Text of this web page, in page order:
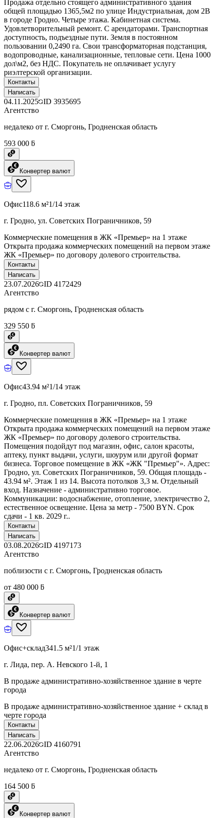
Продажа отдельно стоящего административного здания
общей площадью 1365,5м2 по улице Индустриальная, дом 2В
в городе Гродно. Четыре этажа. Кабинетная система.
Удовлетворительный ремонт. С арендаторами. Транспортная
доступность, подъездные пути. Земля в постоянном
пользовании 0,2490 га. Свои трансформаторная подстанция,
водопроводные, канализационные, тепловые сети. Цена 1000
дол\м2, без НДС. Покупатель не оплачивает услугу
риэлтерской организации.
Контакты
Написать
04.11.2025 ID 3935695
Агентство
недалеко от г. Сморгонь, Гродненская область
593 000 ƃ
Конвертер валют
Офис118.6 м²1/14 этаж
г. Гродно, ул. Советских Пограничников, 59
Коммерческие помещения в ЖК «Премьер» на 1 этаже
Открыта продажа коммерческих помещений на первом этаже
ЖК «Премьер» по договору долевого строительства.
Контакты
Написать
23.07.2026 ID 4172429
Агентство
рядом с г. Сморгонь, Гродненская область
329 550 ƃ
Конвертер валют
Офис43.94 м²1/14 этаж
г. Гродно, пл. Советских Пограничников, 59
Коммерческие помещения в ЖК «Премьер» на 1 этаже
Открыта продажа коммерческих помещений на первом этаже
ЖК «Премьер» по договору долевого строительства.
Помещения подойдут под магазин, офис, салон красоты,
аптеку, пункт выдачи, услуги, шоурум или другой формат
бизнеса. Торговое помещение в ЖК «ЖК "Премьер"». Адрес:
Гродно, ул. Советских Пограничников, 59. Общая площадь -
43.94 м². Этаж 1 из 14. Высота потолков 3,3 м. Отдельный
вход. Назначение - административно торговое.
Коммуникации: водоснабжение, отопление, электричество 2,
естественное освещение. Цена за метр - 7500 BYN. Срок
сдачи - 1 кв. 2029 г..
Контакты
Написать
03.08.2026 ID 4197173
Агентство
поблизости с г. Сморгонь, Гродненская область
от 480 000 ƃ
Конвертер валют
Офис+склад341.5 м²1/1 этаж
г. Лида, пер. А. Невского 1-й, 1
В продаже административно-хозяйственное здание в черте
города
В продаже административно-хозяйственное здание + склад в
черте города
Контакты
Написать
22.06.2026 ID 4160791
Агентство
недалеко от г. Сморгонь, Гродненская область
164 500 ƃ
Конвертер валют